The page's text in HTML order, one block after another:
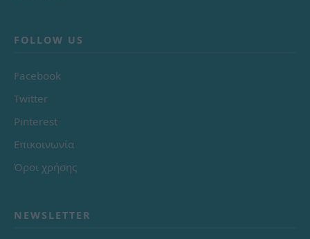
FOLLOW US
Facebook
Twitter
Pinterest
Επικοινωνία
Όροι χρήσης
NEWSLETTER